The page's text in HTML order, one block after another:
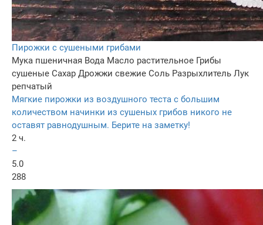
Пирожки с сушеными грибами
Мука пшеничная Вода Масло растительное Грибы
сушеные Сахар Дрожжи свежие Соль Разрыхлитель Лук
репчатый
Мягкие пирожки из воздушного теста с большим
количеством начинки из сушеных грибов никого не
оставят равнодушным. Берите на заметку!
2 ч.
–
5.0
288